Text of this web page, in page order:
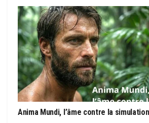
Anima Mundi, l’âme contre la simulation